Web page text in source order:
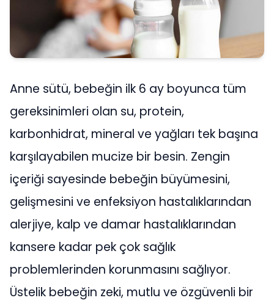
Anne sütü, bebeğin ilk 6 ay boyunca tüm
gereksinimleri olan su, protein,
karbonhidrat, mineral ve yağları tek başına
karşılayabilen mucize bir besin. Zengin
içeriği sayesinde bebeğin büyümesini,
gelişmesini ve enfeksiyon hastalıklarından
alerjiye, kalp ve damar hastalıklarından
kansere kadar pek çok sağlık
problemlerinden korunmasını sağlıyor.
Üstelik bebeğin zeki, mutlu ve özgüvenli bir